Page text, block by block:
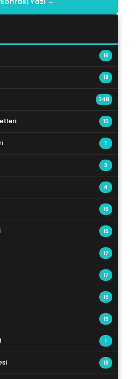
16
18
348
10
1
3
4
16
16
17
17
19
16
1
16